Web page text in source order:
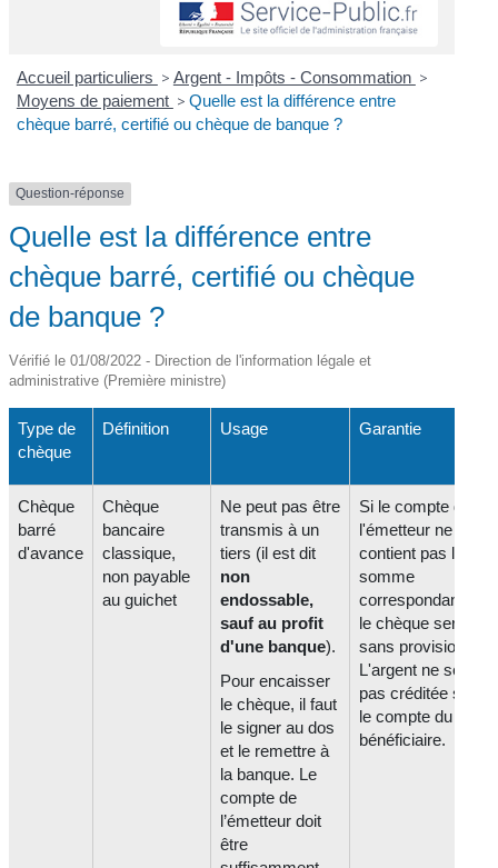
Accueil particuliers > Argent - Impôts - Consommation >
Moyens de paiement > Quelle est la différence entre
chèque barré, certifié ou chèque de banque ?
Question-réponse
Quelle est la différence entre
chèque barré, certifié ou chèque
de banque ?
Vérifié le 01/08/2022 - Direction de l'information légale et
administrative (Première ministre)
Type de
chèque
Définition Usage Garantie
Chèque
barré
d'avance
Chèque
bancaire
classique,
non payable
au guichet
Ne peut pas être
transmis à un
tiers (il est dit
non
endossable,
sauf au profit
d'une banque).
Pour encaisser
le chèque, il faut
le signer au dos
et le remettre à
la banque. Le
compte de
l’émetteur doit
être
Si le compte de
l'émetteur ne
contient pas la
somme
correspondante,
le chèque sera
sans provision.
L'argent ne sera
pas créditée sur
le compte du
bénéficiaire.